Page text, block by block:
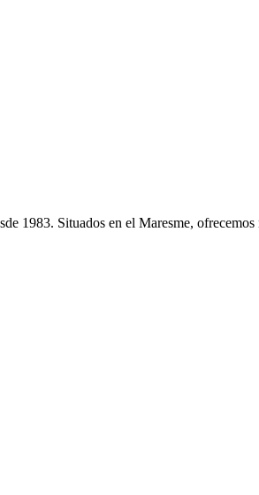
1983. Situados en el Maresme,